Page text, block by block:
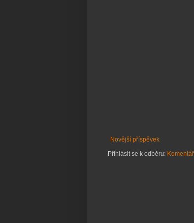
Novější příspěvek
Přihlásit se k odběru: